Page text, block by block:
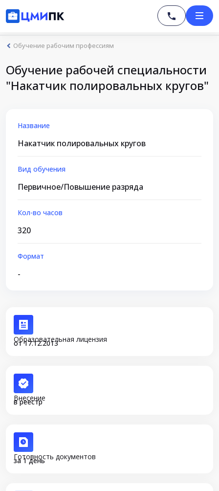
Обучение рабочим профессиям
Обучение рабочей специальности
"Накатчик полировальных кругов"
Название
Накатчик полировальных кругов
Вид обучения
Первичное/Повышение разряда
Кол-во часов
320
Формат
-
Образовательная лицензия
от 17.12.2013
Внесение
в реестр
Готовность документов
за 1 день